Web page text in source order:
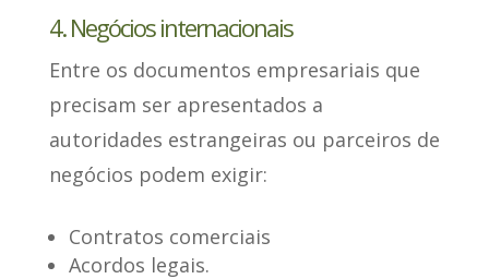
4. Negócios internacionais
Entre os documentos empresariais que
precisam ser apresentados a
autoridades estrangeiras ou parceiros de
negócios podem exigir:
Contratos comerciais
Acordos legais.